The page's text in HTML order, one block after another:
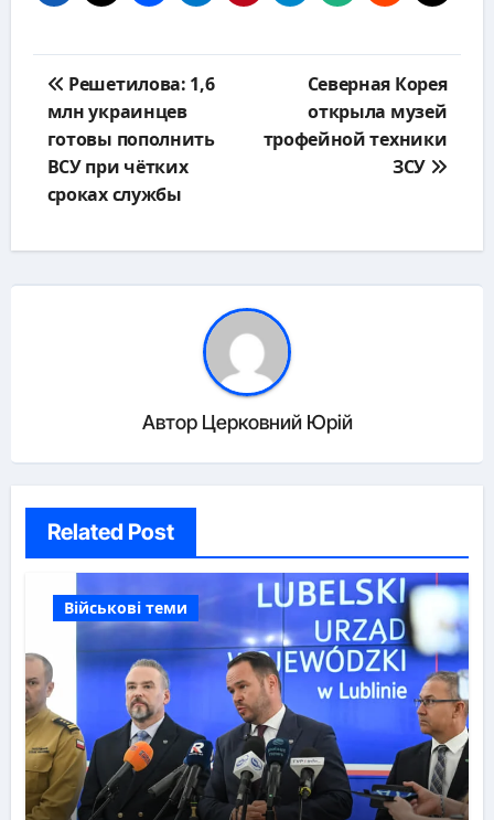
по
записям
Решетилова: 1,6
млн украинцев
готовы пополнить
ВСУ при чётких
сроках службы
Северная Корея
открыла музей
трофейной техники
ЗСУ
Автор Церковний Юрій
Related Post
Військові теми